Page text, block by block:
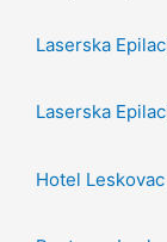
Laserska
Laserska
Hotel Leskovac